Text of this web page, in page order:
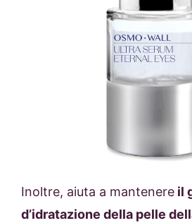
Inoltre, aiuta a mantenere il
d’idratazione della pelle